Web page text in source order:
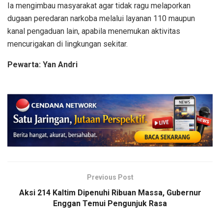
Ia mengimbau masyarakat agar tidak ragu melaporkan
dugaan peredaran narkoba melalui layanan 110 maupun
kanal pengaduan lain, apabila menemukan aktivitas
mencurigakan di lingkungan sekitar.
Pewarta: Yan Andri
Previous Post
Aksi 214 Kaltim Dipenuhi Ribuan Massa, Gubernur
Enggan Temui Pengunjuk Rasa